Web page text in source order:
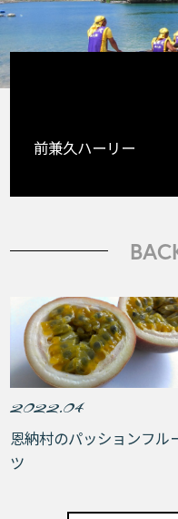
前兼久ハーリー
2022.04
恩納村のパッションフル
ツ